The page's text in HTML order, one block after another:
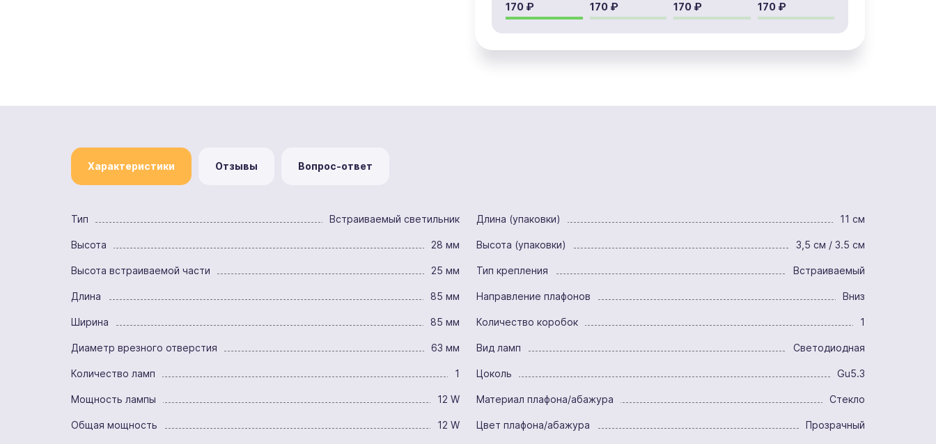
170 ₽ 170 ₽ 170 ₽ 170 ₽
Характеристики Отзывы Вопрос-ответ
Тип Встраиваемый светильник
Высота 28 мм
Высота встраиваемой части 25 мм
Длина 85 мм
Ширина 85 мм
Диаметр врезного отверстия 63 мм
Количество ламп 1
Мощность лампы 12 W
Общая мощность 12 W
Длина (упаковки) 11 см
Высота (упаковки) 3,5 см / 3.5 см
Тип крепления Встраиваемый
Направление плафонов Вниз
Количество коробок 1
Вид ламп Светодиодная
Цоколь Gu5.3
Материал плафона/абажура Стекло
Цвет плафона/абажура Прозрачный